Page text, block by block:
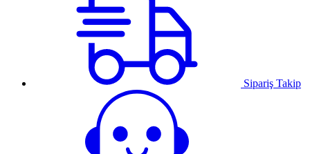
Sipariş Takip